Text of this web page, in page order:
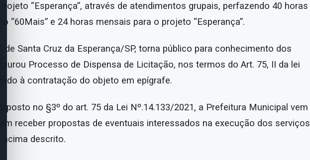
“Esperança”, através de atendimentos grupais, perfazendo 40 horas
“60Mais” e 24 horas mensais para o projeto “Esperança”.
de Santa Cruz da Esperança/SP, torna público para conhecimento dos
Processo de Dispensa de Licitação, nos termos do Art. 75, II da lei
à contratação do objeto em epígrafe.
no §3º do art. 75 da Lei Nº.14.133/2021, a Prefeitura Municipal vem
receber propostas de eventuais interessados na execução dos serviços
acima descrito.